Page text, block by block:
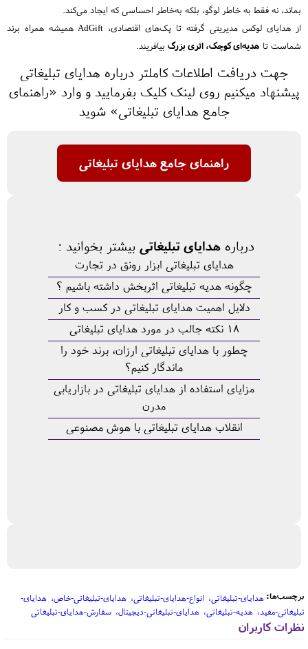
بماند، نه فقط به خاطر لوگو، بلکه به‌خاطر احساسی که ایجاد می‌کند.
از هدایای لوکس مدیریتی گرفته تا پک‌های اقتصادی، AdGift همیشه همراه برند
شماست تا هدیه‌ای کوچک، اثری بزرگ بیافریند.
جهت دریافت اطلاعات کاملتر درباره هدایای تبلیغاتی
پیشنهاد میکنیم روی لینک کلیک بفرمایید و وارد «راهنمای
جامع هدایای تبلیغاتی» شوید
راهنمای جامع هدایای تبلیغاتی
درباره هدایای تبلیغاتی بیشتر بخوانید :
هدایای تبلیغاتی ابزار رونق در تجارت
چگونه هدیه تبلیغاتی اثربخش داشته باشیم ؟
دلایل اهمیت هدایای تبلیغاتی در کسب و کار
18 نکته جالب در مورد هدایای تبلیغاتی
چطور با هدایای تبلیغاتی ارزان، برند خود را
ماندگار کنیم؟
مزایای استفاده از هدایای تبلیغاتی در بازاریابی
مدرن
انقلاب هدایای تبلیغاتی با هوش مصنوعی
برچسب‌ها: هدایای-تبلیغاتی انواع-هدایای-تبلیغاتی هدایای-تبلیغاتی-خاص هدایای-
تبلیغاتی-مفید هدیه-تبلیغاتی هدایای-تبلیغاتی-دیجیتال سفارش-هدایای-تبلیغاتی
نظرات کاربران